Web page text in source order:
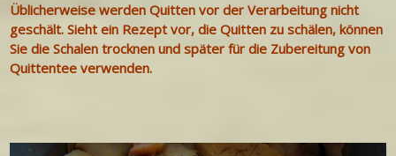
Üblicherweise werden Quitten vor der Verarbeitung nicht
geschält. Sieht ein Rezept vor, die Quitten zu schälen, können
Sie die Schalen trocknen und später für die Zubereitung von
Quittentee verwenden.